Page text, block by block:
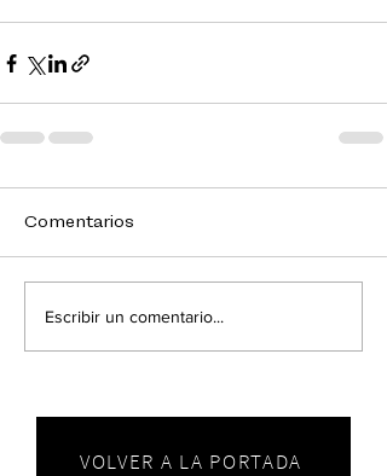
Comentarios
Escribir un comentario...
VOLVER A LA PORTADA